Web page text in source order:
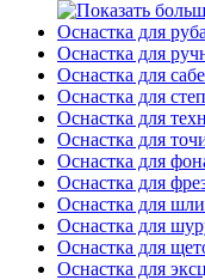
Оснастка для
Оснастка для
Оснастка для
Оснастка для
Оснастка для
Оснастка для
Оснастка для
Оснастка для
Оснастка для
Оснастка для
Оснастка для
Оснастка для